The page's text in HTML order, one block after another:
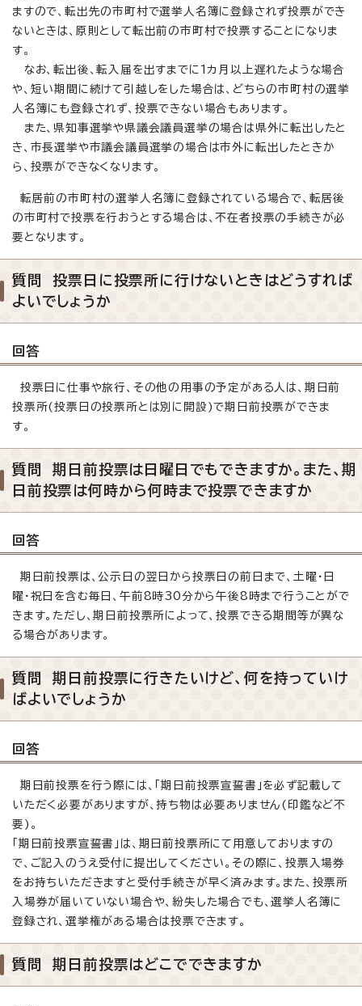
ますので、転出先の市町村で選挙人名簿に登録されず投票ができ
ないときは、原則として転出前の市町村で投票することになりま
す。
なお、転出後、転入届を出すまでに1カ月以上遅れたような場合
や、短い期間に続けて引越しをした場合は、どちらの市町村の選挙
人名簿にも登録されず、投票できない場合もあります。
また、県知事選挙や県議会議員選挙の場合は県外に転出したと
き、市長選挙や市議会議員選挙の場合は市外に転出したときか
ら、投票ができなくなります。
転居前の市町村の選挙人名簿に登録されている場合で、転居後
の市町村で投票を行おうとする場合は、不在者投票の手続きが必
要となります。
質問 投票日に投票所に行けないときはどうすれば
よいでしょうか
回答
投票日に仕事や旅行、その他の用事の予定がある人は、期日前
投票所(投票日の投票所とは別に開設)で期日前投票ができま
す。
質問 期日前投票は日曜日でもできますか。また、期
日前投票は何時から何時まで投票できますか
回答
期日前投票は、公示日の翌日から投票日の前日まで、土曜・日
曜・祝日を含む毎日、午前8時30分から午後8時まで行うことがで
きます。ただし、期日前投票所によって、投票できる期間等が異な
る場合があります。
質問 期日前投票に行きたいけど、何を持っていけ
ばよいでしょうか
回答
期日前投票を行う際には、「期日前投票宣誓書」を必ず記載して
いただく必要がありますが、持ち物は必要ありません(印鑑など不
要)。
「期日前投票宣誓書」は、期日前投票所にて用意しておりますの
で、ご記入のうえ受付に提出してください。その際に、投票入場券
をお持ちいただきますと受付手続きが早く済みます。また、投票所
入場券が届いていない場合や、紛失した場合でも、選挙人名簿に
登録され、選挙権がある場合は投票できます。
質問 期日前投票はどこでできますか